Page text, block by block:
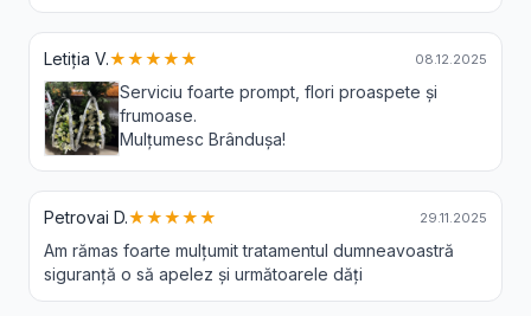
Letiția V.★★★★★ 08.12.2025
Serviciu foarte prompt, flori proaspete și
frumoase.
Mulțumesc Brândușa!
Petrovai D.★★★★★ 29.11.2025
Am rămas foarte mulțumit tratamentul dumneavoastră
siguranță o să apelez și următoarele dăți